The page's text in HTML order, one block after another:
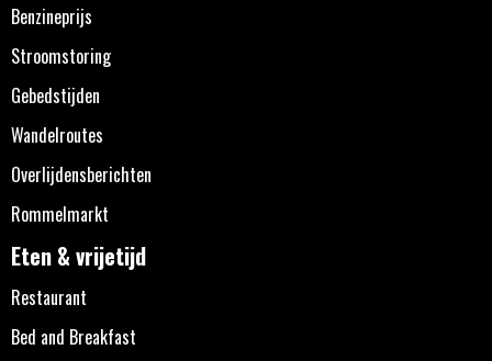
Benzineprijs
Stroomstoring
Gebedstijden
Wandelroutes
Overlijdensberichten
Rommelmarkt
Eten & vrijetijd
Restaurant
Bed and Breakfast